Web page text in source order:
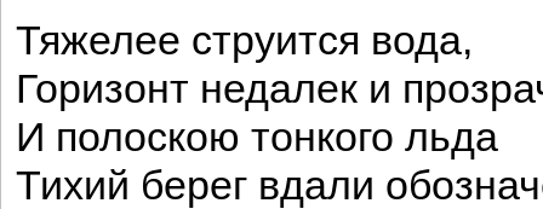
Тяжелее струится вода,
Горизонт недалек и
И полоскою тонкого льда
Тихий берег вдали